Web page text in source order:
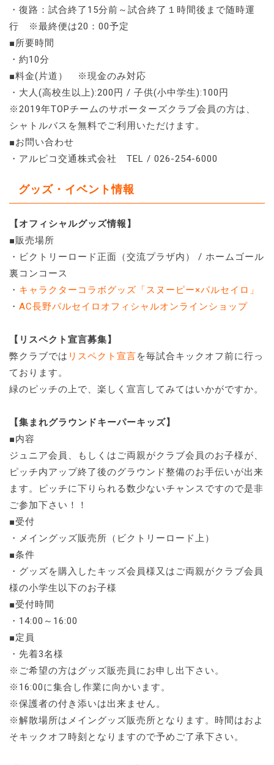
・復路：試合終了15分前～試合終了１時間後まで随時運
行 ※最終便は20：00予定
■所要時間
・約10分
■料金(片道） ※現金のみ対応
・大人(高校生以上):200円 / 子供(小中学生):100円
※2019年TOPチームのサポーターズクラブ会員の方は、
シャトルバスを無料でご利用いただけます。
■お問い合わせ
・アルピコ交通株式会社 TEL / 026-254-6000
グッズ・イベント情報
【オフィシャルグッズ情報】
■販売場所
・ビクトリーロード正面（交流プラザ内） / ホームゴール
裏コンコース
・ キャラクターコラボグッズ「スヌーピー×パルセイロ」
・ AC長野パルセイロオフィシャルオンラインショップ
【リスペクト宣言募集】
弊クラブでは リスペクト宣言を毎試合キックオフ前に行っ
ております。
緑のピッチの上で、楽しく宣言してみてはいかがですか。
【集まれグラウンドキーパーキッズ】
■内容
ジュニア会員、もしくはご両親がクラブ会員のお子様が、
ピッチ内アップ終了後のグラウンド整備のお手伝いが出来
ます。ピッチに下りられる数少ないチャンスですので是非
ご参加下さい！！
■受付
・メイングッズ販売所（ビクトリーロード上）
■条件
・グッズを購入したキッズ会員様又はご両親がクラブ会員
様の小学生以下のお子様
■受付時間
・14:00～16:00
■定員
・先着3名様
※ご希望の方はグッズ販売員にお申し出下さい。
※16:00に集合し作業に向かいます。
※保護者の付き添いは出来ません。
※解散場所はメイングッズ販売所となります。時間はおよ
そキックオフ時刻となりますので予めご了承下さい。